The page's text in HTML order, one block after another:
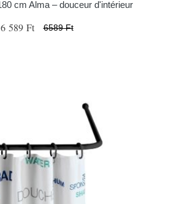
cm Alma – douceur d'intérieur
6 589 Ft 6589 Ft